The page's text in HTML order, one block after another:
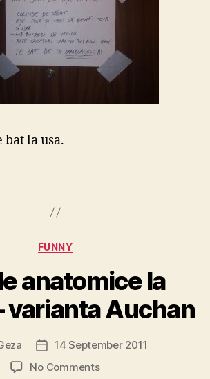
bat la usa.
Categories
FUNNY
anatomice la
varianta Auchan
Post
date
14 September 2011
No Commentson